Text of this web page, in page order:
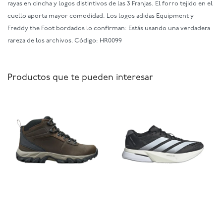
rayas en cincha y logos distintivos de las 3 Franjas. El forro tejido en el
cuello aporta mayor comodidad. Los logos adidas Equipment y
Freddy the Foot bordados lo confirman: Estás usando una verdadera
rareza de los archivos. Código: HR0099
Productos que te pueden interesar